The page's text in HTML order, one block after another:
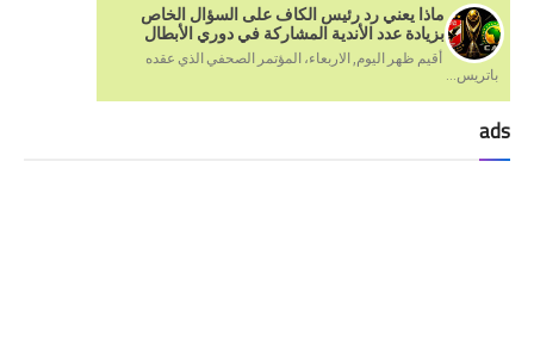
ماذا يعني رد رئيس الكاف على السؤال الخاص
بزيادة عدد الأندية المشاركة في دوري الأبطال
أقيم ظهر اليوم, الاربعاء، المؤتمر الصحفي الذي عقده
باتريس...
ads